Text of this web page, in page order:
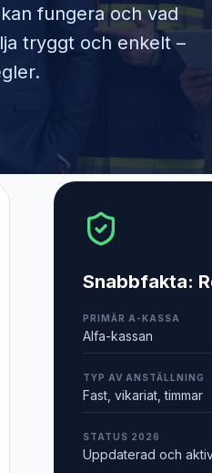
fungera och vad
tryggt och enkelt –
Snabbfakta:
PRIMÄR A-KASSA
Alfa-kassan
TYP AV ANSTÄLLNING
Fast, vikariat, timmar
STATUS 2026
Uppdaterad och